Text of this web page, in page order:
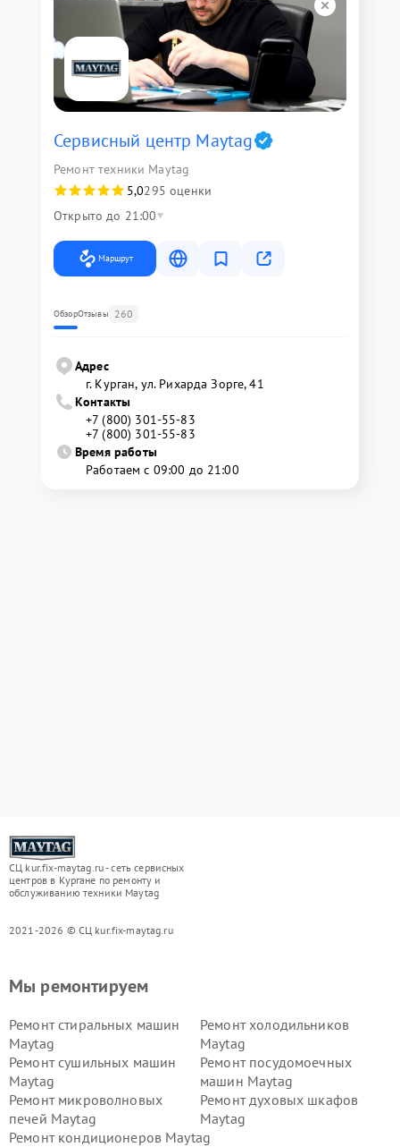
Сервисный центр Maytag
Ремонт техники Maytag
5,0295 оценки
Открыто до 21:00
Маршрут
ОбзорОтзывы 260
Адрес
г. Курган, ул. Рихарда Зорге, 41
Контакты
+7 (800) 301-55-83
+7 (800) 301-55-83
Время работы
Работаем с 09:00 до 21:00
СЦ kur.fix-maytag.ru - сеть сервисных
центров в Кургане по ремонту и
обслуживанию техники Maytag
2021-2026 © СЦ kur.fix-maytag.ru
Мы ремонтируем
Ремонт стиральных машин
Maytag
Ремонт холодильников
Maytag
Ремонт сушильных машин
Maytag
Ремонт посудомоечных
машин Maytag
Ремонт микроволновых
печей Maytag
Ремонт духовых шкафов
Maytag
Ремонт кондиционеров Maytag